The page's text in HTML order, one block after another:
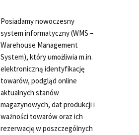
Posiadamy nowoczesny
system informatyczny (WMS –
Warehouse Management
System), który umożliwia m.in.
elektroniczną identyfikację
towarów, podgląd online
aktualnych stanów
magazynowych, dat produkcji i
ważności towarów oraz ich
rezerwację w poszczególnych